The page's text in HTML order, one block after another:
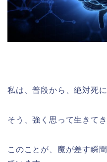
私は、普段から、絶対死
そう、強く思って生きてき
このことが、魔が差す瞬